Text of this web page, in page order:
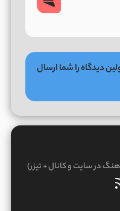
دیدگاه را شما ارسال
در سایت و کانال + تیزر)